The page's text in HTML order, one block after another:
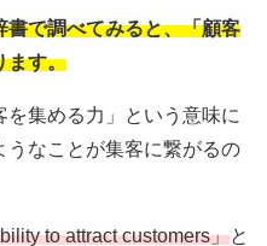
書で調べてみると、「顧客
ます。
を集める力」という意味に
うなことが集客に繋がるの
to attract customers」と